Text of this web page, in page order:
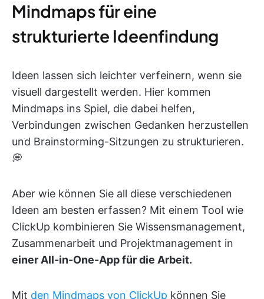
Mindmaps für eine
strukturierte Ideenfindung
Ideen lassen sich leichter verfeinern, wenn sie
visuell dargestellt werden. Hier kommen
Mindmaps ins Spiel, die dabei helfen,
Verbindungen zwischen Gedanken herzustellen
und Brainstorming-Sitzungen zu strukturieren.
💭
Aber wie können Sie all diese verschiedenen
Ideen am besten erfassen? Mit einem Tool wie
ClickUp kombinieren Sie Wissensmanagement,
Zusammenarbeit und Projektmanagement in
einer All-in-One-App für die Arbeit.
Mit den Mindmaps von ClickUp können Sie